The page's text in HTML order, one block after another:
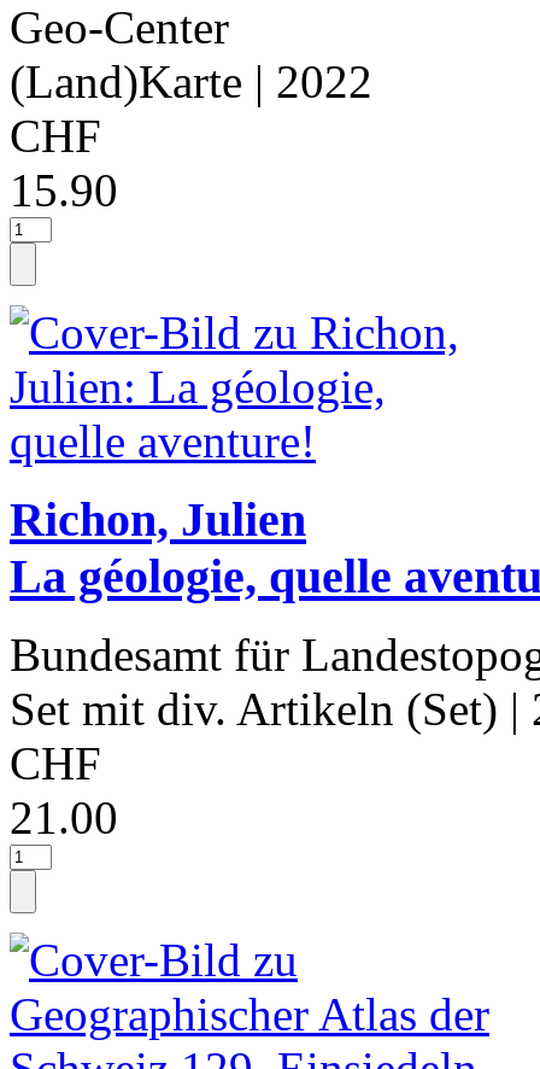
Geo-Center
(Land)Karte | 2022
CHF
15.90
Richon, Julien
La géologie, quelle
Bundesamt für
Set mit div. Artikeln (Set) |
CHF
21.00